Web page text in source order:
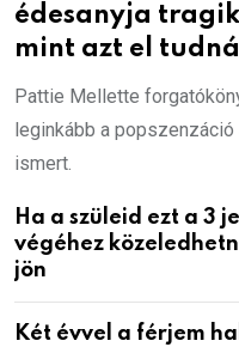
édesanyja
mint azt el
Pattie Mellette
leginkább a
ismert.
Ha a szüleid ezt a 3
végéhez
jön
Két évvel a férjem